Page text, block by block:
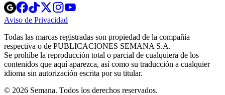
Opens
in
new
Opens
in
new
Opens
in
new
window
Opens
new
windowwindow
Aviso de Privacidad
new
window
Todas las marcas registradas son propiedad de la compañía
respectiva o de PUBLICACIONES SEMANA S.A.
Se prohíbe la reproducción total o parcial de cualquiera de los
contenidos que aquí aparezca, así como su traducción a cualquier
idioma sin autorización escrita por su titular.
© 2026 Semana. Todos los derechos reservados.